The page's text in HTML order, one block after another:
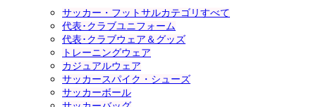
サッカー・フットサルカテゴリすべて
代表･クラブユニフォーム
代表･クラブウェア＆グッズ
トレーニングウェア
カジュアルウェア
サッカースパイク・シューズ
サッカーボール